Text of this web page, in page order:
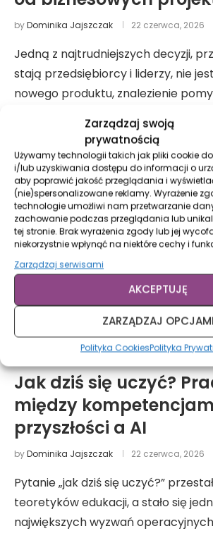
Zarządzaj swoją
prywatnością
Używamy technologii takich jak pliki cookie
i/lub uzyskiwania dostępu do informacji o
aby poprawić jakość przeglądania i
(nie)spersonalizowane reklamy. Wyrażenie
technologie umożliwi nam przetwarzanie
zachowanie podczas przeglądania lub
tej stronie. Brak wyrażenia zgody lub jej
niekorzystnie wpłynąć na niektóre cechy i
Zarządzaj serwisami
AKCEPTUJĘ
ZARZĄDZAJ OPCJAMI
Polityka CookiesPolityka
byDominika Jajszczak 22 czerwca, 2026
Jedną z najtrudniejszych decyzji,
stają przedsiębiorcy i liderzy, nie
nowego produktu, znalezienie
Rozwój zawodowy
Jak dziś się uczyć?
między
przyszłości a AI
byDominika Jajszczak 22 czerwca, 2026
Pytanie „jak dziś się uczyć?”
teoretyków edukacji, a stało się
największych wyzwań